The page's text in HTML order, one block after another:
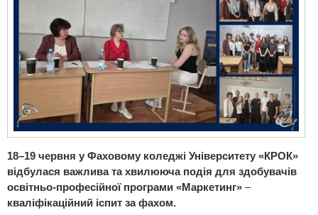
18–19 червня у Фаховому коледжі Університету «КРОК»
відбулася важлива та хвилююча подія для здобувачів
освітньо-професійної програми «Маркетинг» –
кваліфікаційний іспит за фахом.